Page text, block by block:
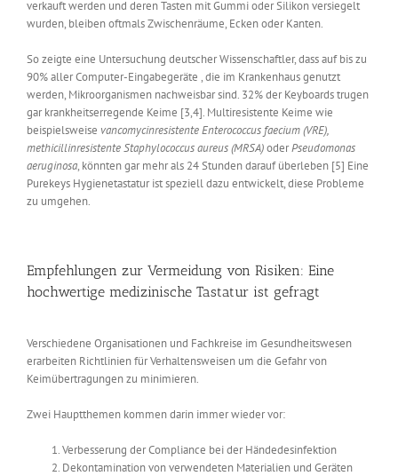
verkauft werden und deren Tasten mit Gummi oder Silikon versiegelt
wurden, bleiben oftmals Zwischenräume, Ecken oder Kanten.
So zeigte eine Untersuchung deutscher Wissenschaftler, dass auf bis zu
90% aller Computer-Eingabegeräte , die im Krankenhaus genutzt
werden, Mikroorganismen nachweisbar sind. 32% der Keyboards trugen
gar krankheitserregende Keime [3,4]. Multiresistente Keime wie
beispielsweise vancomycinresistente Enterococcus faecium (VRE),
methicillinresistente Staphylococcus aureus (MRSA)oderPseudomonas
aeruginosa, könnten gar mehr als 24 Stunden darauf überleben [5] Eine
Purekeys Hygienetastatur ist speziell dazu entwickelt, diese Probleme
zu umgehen.
Empfehlungen zur Vermeidung von Risiken: Eine
hochwertige medizinische Tastatur ist gefragt
Verschiedene Organisationen und Fachkreise im Gesundheitswesen
erarbeiten Richtlinien für Verhaltensweisen um die Gefahr von
Keimübertragungen zu minimieren.
Zwei Hauptthemen kommen darin immer wieder vor:
Verbesserung der Compliance bei der Händedesinfektion
Dekontamination von verwendeten Materialien und Geräten